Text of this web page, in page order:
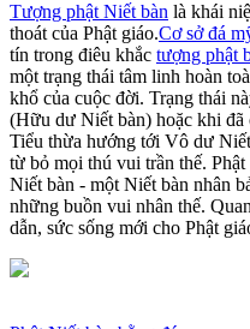
Tượng phật Niết bàn là khái
thoát của Phật giáo.Cơ sở đá
tín trong điêu khắc tượng phật
một trạng thái tâm linh hoàn
khổ của cuộc đời. Trạng thái
(Hữu dư Niết bàn) hoặc khi
Tiểu thừa hướng tới Vô dư
từ bỏ mọi thú vui trần thế.
Niết bàn - một Niết bàn nhân
những buồn vui nhân thế.
dẫn, sức sống mới cho Phật